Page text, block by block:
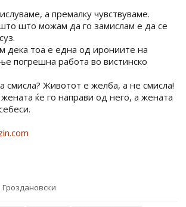
а премалку чувствуваме.
што можам да го замислам е да се
дека тоа е една од ирониите на
погрешна работа во вистинско
смисла? Животот е желба, а не смисла!
ќе го направи од него, а жената